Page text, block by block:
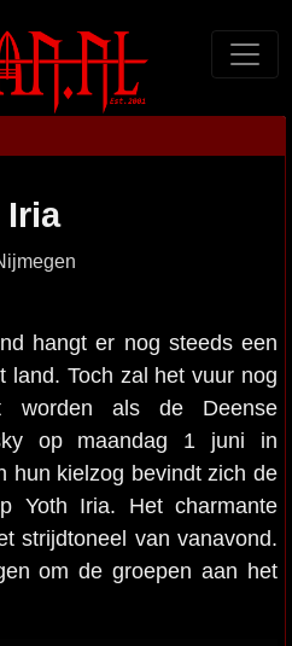
Iria
hangt er nog steeds een
land. Toch zal het vuur nog
worden als de Deense
op maandag 1 juni in
hun kielzog bevindt zich de
Yoth Iria. Het charmante
strijdtoneel van vanavond.
om de groepen aan het